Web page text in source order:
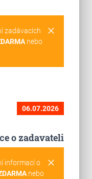
clear
zadávacích
nebo
06.07.2026
o zadavateli
clear
informací o
nebo